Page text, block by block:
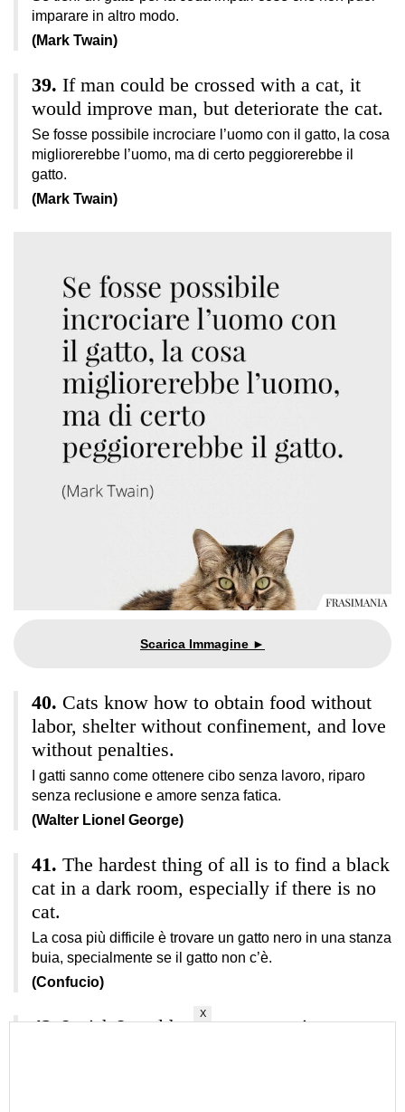
imparare in altro modo.
(Mark Twain)
If man could be crossed with a cat, it
would improve man, but deteriorate the cat.
Se fosse possibile incrociare l’uomo con il gatto, la cosa
migliorerebbe l’uomo, ma di certo peggiorerebbe il
gatto.
(Mark Twain)
Cats know how to obtain food without
labor, shelter without confinement, and love
without penalties.
I gatti sanno come ottenere cibo senza lavoro, riparo
senza reclusione e amore senza fatica.
(Walter Lionel George)
The hardest thing of all is to find a black
cat in a dark room, especially if there is no
cat.
La cosa più difficile è trovare un gatto nero in una stanza
buia, specialmente se il gatto non c’è.
(Confucio)
I wish I could write as mysterious as a
X